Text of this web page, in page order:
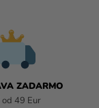
ZADARMO
od 49 Eur